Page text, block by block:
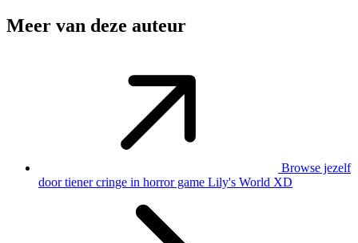
Meer van deze auteur
Browse jezelf
door tiener cringe in horror game Lily's World XD